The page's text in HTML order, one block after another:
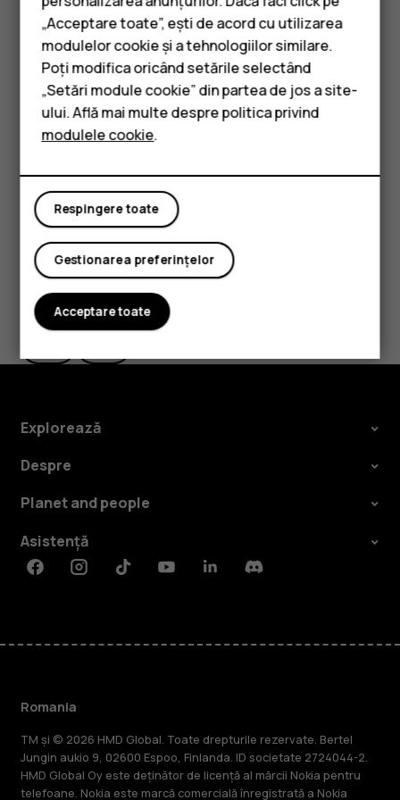
Smartphone-uri
Telefoane clasice
Accesorii
Tablete
Dacă nu doriți ca punctul de pornire să fie locația
dvs. curentă, atingețiLocația dvs.și căutați un
punct de pornire nou.
Atingeți
Traseul este afișat pe hartă împreună cu estimarea
timpului în care veți ajunge la destinație. Pentru a vedea
ecran.
Considerați utile aceste informații?
Explorează
Despre
Planet and people
Asistență
FacebookInstagramTiktokYoutubeLinkedinDiscord
Romania
TM și © 2026 HMD Global. Toate drepturile rezervate. Bertel
Jungin aukio 9, 02600 Espoo, Finlanda. ID societate 2724044-2.
HMD Global Oy este deținător de licență al mărcii Nokia pentru
telefoane. Nokia este marcă comercială înregistrată a Nokia
„Acceptare toate”, ești de acord cu utilizarea
modulelor cookie și a tehnologiilor similare.
Poți modifica oricând setările selectând
„Setări module cookie” din partea de jos a site-
ului. Află mai multe despre politica privind
modulele cookie.
Respingere toate
Gestionarea preferințelor
Acceptare toate